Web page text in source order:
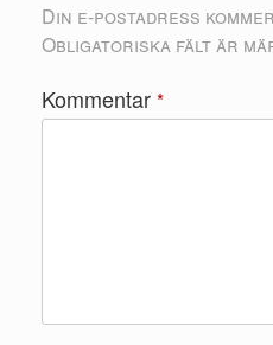
Din e-postadress
Obligatoriska fält är
Kommentar *